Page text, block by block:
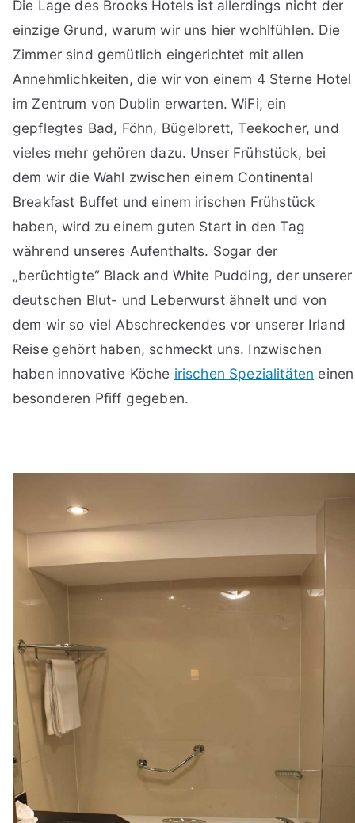
Die Lage des Brooks Hotels ist allerdings nicht der
einzige Grund, warum wir uns hier wohlfühlen. Die
Zimmer sind gemütlich eingerichtet mit allen
Annehmlichkeiten, die wir von einem 4 Sterne Hotel
im Zentrum von Dublin erwarten. WiFi, ein
gepflegtes Bad, Föhn, Bügelbrett, Teekocher, und
vieles mehr gehören dazu. Unser Frühstück, bei
dem wir die Wahl zwischen einem Continental
Breakfast Buffet und einem irischen Frühstück
haben, wird zu einem guten Start in den Tag
während unseres Aufenthalts. Sogar der
„berüchtigte“ Black and White Pudding, der unserer
deutschen Blut- und Leberwurst ähnelt und von
dem wir so viel Abschreckendes vor unserer Irland
Reise gehört haben, schmeckt uns. Inzwischen
haben innovative Köche irischen Spezialitäten einen
besonderen Pfiff gegeben.